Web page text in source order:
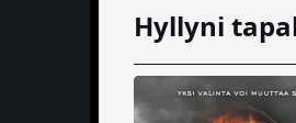
Hyllyni